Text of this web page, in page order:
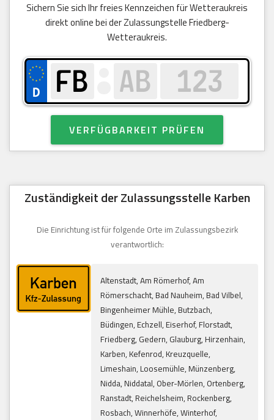
Sichern Sie sich Ihr freies Kennzeichen für Wetteraukreis
direkt online bei der Zulassungstelle Friedberg-
Wetteraukreis.
VERFÜGBARKEIT PRÜFEN
Zuständigkeit der Zulassungsstelle Karben
Die Einrichtung ist für folgende Orte im Zulassungsbezirk
verantwortlich:
Altenstadt, Am Römerhof, Am
Römerschacht, Bad Nauheim, Bad Vilbel,
Bingenheimer Mühle, Butzbach,
Büdingen, Echzell, Eiserhof, Florstadt,
Friedberg, Gedern, Glauburg, Hirzenhain,
Karben, Kefenrod, Kreuzquelle,
Limeshain, Loosemühle, Münzenberg,
Nidda, Niddatal, Ober-Mörlen, Ortenberg,
Ranstadt, Reichelsheim, Rockenberg,
Rosbach, Winnerhöfe, Winterhof,